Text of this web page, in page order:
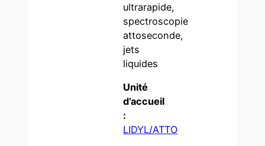
ultrarapide,
spectroscopie
attoseconde,
jets
liquides
Unité
d’accueil
:
LIDYL/ATTO